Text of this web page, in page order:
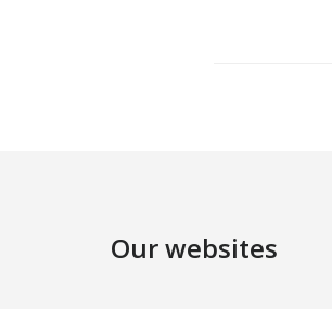
Our websites